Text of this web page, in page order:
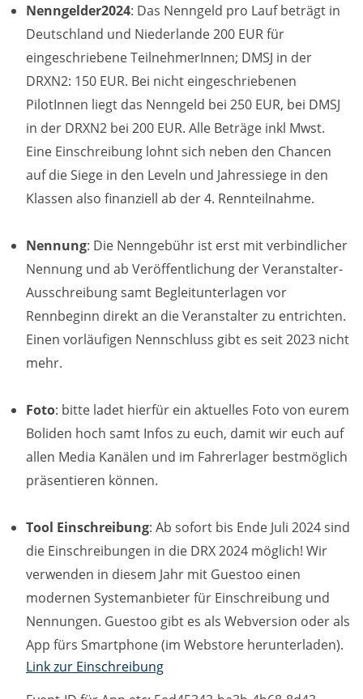
Nenngelder2024: Das Nenngeld pro Lauf beträgt in
Deutschland und Niederlande 200 EUR für
eingeschriebene TeilnehmerInnen; DMSJ in der
DRXN2: 150 EUR. Bei nicht eingeschriebenen
PilotInnen liegt das Nenngeld bei 250 EUR, bei DMSJ
in der DRXN2 bei 200 EUR. Alle Beträge inkl Mwst.
Eine Einschreibung lohnt sich neben den Chancen
auf die Siege in den Leveln und Jahressiege in den
Klassen also finanziell ab der 4. Rennteilnahme.
Nennung: Die Nenngebühr ist erst mit verbindlicher
Nennung und ab Veröffentlichung der Veranstalter-
Ausschreibung samt Begleitunterlagen vor
Rennbeginn direkt an die Veranstalter zu entrichten.
Einen vorläufigen Nennschluss gibt es seit 2023 nicht
mehr.
Foto: bitte ladet hierfür ein aktuelles Foto von eurem
Boliden hoch samt Infos zu euch, damit wir euch auf
allen Media Kanälen und im Fahrerlager bestmöglich
präsentieren können.
Tool Einschreibung: Ab sofort bis Ende Juli 2024 sind
die Einschreibungen in die DRX 2024 möglich! Wir
verwenden in diesem Jahr mit Guestoo einen
modernen Systemanbieter für Einschreibung und
Nennungen. Guestoo gibt es als Webversion oder als
App fürs Smartphone (im Webstore herunterladen).
Link zur Einschreibung
DMSB
Zweck:
Dieser Cookie speichert Informationen zu
verwendeten Hintergrundbildern der Website.
Cookie Laufzeit:
24 Stunden
Cookie Consent
cookie_consent
Anbieter:
DMSB
Dieser Cookie speichert die gewählten Cookie-
Cookie Laufzeit:
12 Monate
Cookies, die der Sammlung von Informationen und
Erstellung von Berichten über die Website-
Nutzungsstatistik dienen, ohne dass einzelne
Besucher persönlich identifiziert werden können.
Google Analytics
Name:
_gat, _ga, _gid